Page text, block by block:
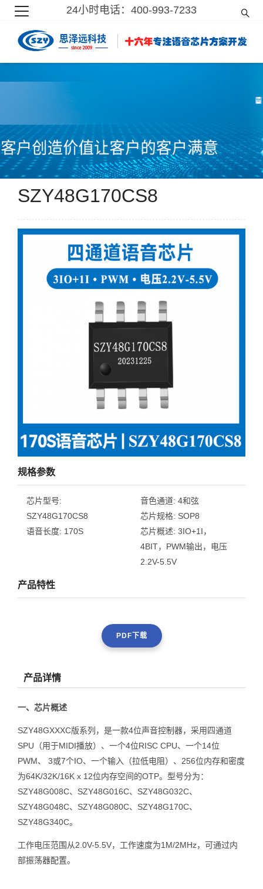
24小时电话：400-993-7233
SZY48G170CS8
规格参数
芯片型号:
SZY48G170CS8
音色通道: 4和弦
芯片规格: SOP8
语音长度: 170S 芯片概述: 3IO+1I，
4BIT，PWM输出，电压
2.2V-5.5V
产品特性
PDF下载
产品详情
一、芯片概述
SZY48GXXXC版系列，是一款4位声音控制器，采用四通道
SPU（用于MIDI播放）、一个4位RISC CPU、一个14位
PWM、 3或7个IO、一个输入（拉低电阻）、256位内存和密度
为64K/32K/16K x 12位内存空间的OTP。型号分为：
SZY48G008C、SZY48G016C、SZY48G032C、
SZY48G048C、SZY48G080C、SZY48G170C、
SZY48G340C。
工作电压范围从2.0V-5.5V，工作速度为1M/2MHz，可通过内
部振荡器配置。